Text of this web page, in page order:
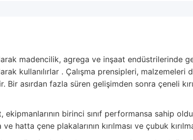
madencilik, agrega ve inşaat endüstrilerinde
kullanılırlar . Çalışma prensipleri, malzemeleri
asırdan fazla süren gelişimden sonra çeneli
birinci sınıf performansa sahip
ve hatta çene plakalarının kırılması ve çubuk